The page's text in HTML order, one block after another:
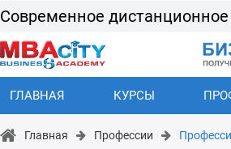
Современное
ГЛАВНАЯ КУРСЫ
Главная Профессии